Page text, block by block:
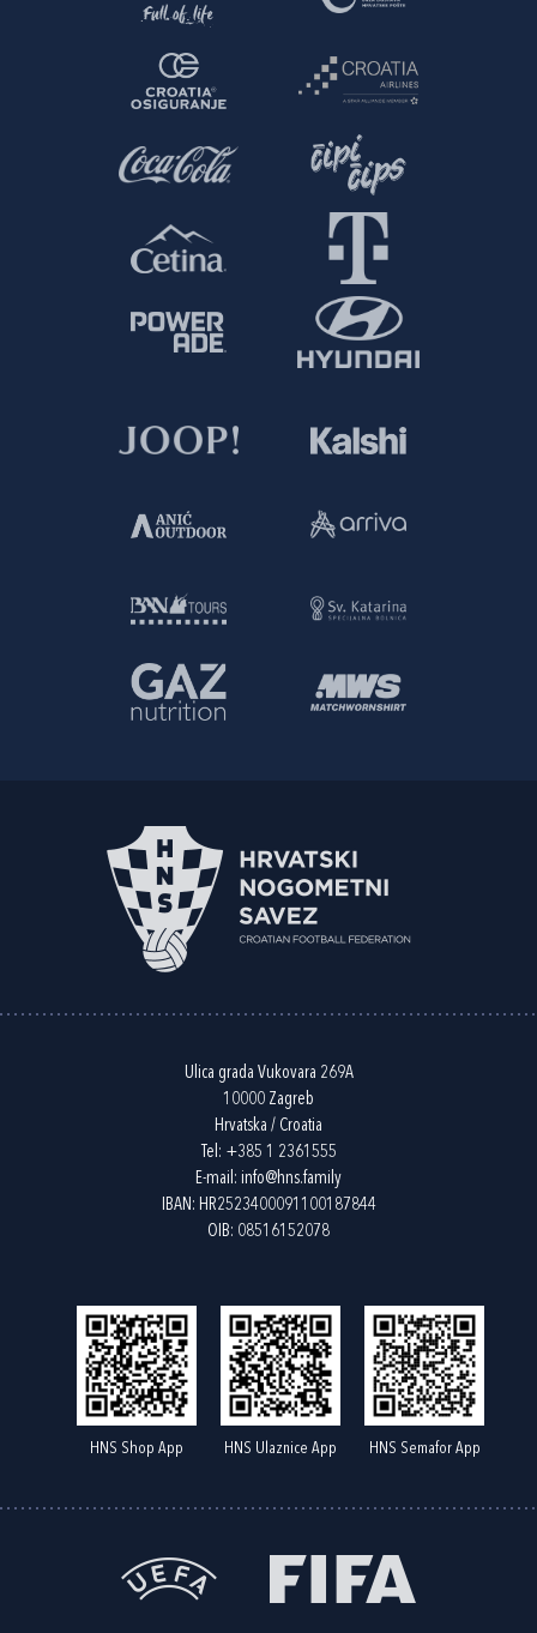
Ulica grada Vukovara 269A
10000 Zagreb
Hrvatska / Croatia
Tel: +385 1 2361555
E-mail: info@hns.family
IBAN: HR2523400091100187844
OIB: 08516152078
HNS Shop App HNS Ulaznice App HNS Semafor App